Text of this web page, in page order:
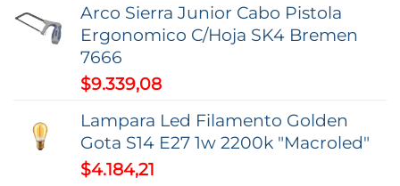
$9,37
precios:
desde
Arco Sierra Junior Cabo Pistola
Ergonomico C/Hoja SK4 Bremen
7666
$9.339,08
Lampara Led Filamento Golden
Gota S14 E27 1w 2200k "Macroled"
$4.184,21